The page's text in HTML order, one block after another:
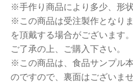
※手作り商品により多少、形
※この商品は受注製作となり
を頂戴する場合がございます
ご了承の上、ご購入下さい。
※この商品は、食品サンプル
のですので、裏面はございま